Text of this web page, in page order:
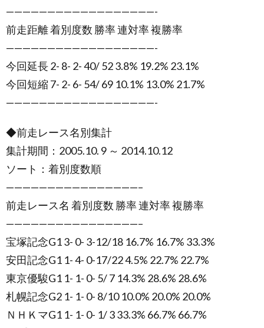
——————————————————-
前走距離 着別度数 勝率 連対率 複勝率
——————————————————-
今回延長 2- 8- 2- 40/ 52 3.8% 19.2% 23.1%
今回短縮 7- 2- 6- 54/ 69 10.1% 13.0% 21.7%
——————————————————-
◆前走レース名別集計
集計期間：2005.10. 9 ～ 2014.10.12
ソート：着別度数順
————————————————–
前走レース名 着別度数 勝率 連対率 複勝率
————————————————–
宝塚記念G1 3- 0- 3-12/18 16.7% 16.7% 33.3%
安田記念G1 1- 4- 0-17/22 4.5% 22.7% 22.7%
東京優駿G1 1- 1- 0- 5/ 7 14.3% 28.6% 28.6%
札幌記念G2 1- 1- 0- 8/10 10.0% 20.0% 20.0%
ＮＨＫマG1 1- 1- 0- 1/ 3 33.3% 66.7% 66.7%